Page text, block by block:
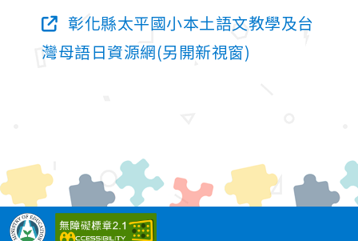
彰化縣太平國小本土語文教學及台
灣母語日資源網(另開新視窗)